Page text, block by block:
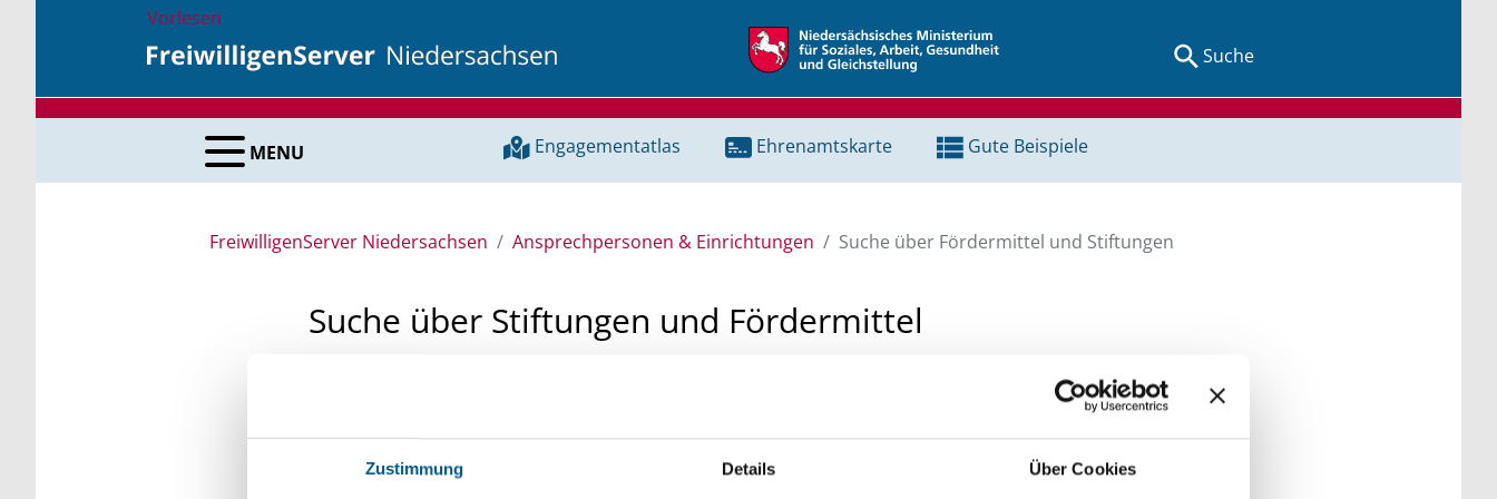
Zustimmung Details Über Cookies
Vorlesen
Suche
MENU Engagementatlas Ehrenamtskarte Gute Beispiele
FreiwilligenServer Niedersachsen Ansprechpersonen & Einrichtungen Suche über Fördermittel und Stiftungen
Suche über Stiftungen und Fördermittel
Sie suchen finanzielle Unterstützung für ein Projekt oder ein Vorhaben? Hier können Sie direkt über
Kleinschreibung beachten.